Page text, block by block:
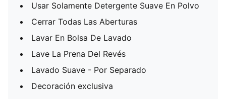
Usar Solamente Detergente Suave En Polvo
Cerrar Todas Las Aberturas
Lavar En Bolsa De Lavado
Lave La Prena Del Revés
Lavado Suave - Por Separado
Decoración exclusiva